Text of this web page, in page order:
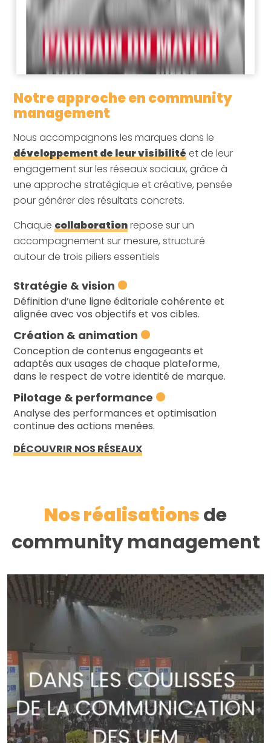
Notre approche en community
management
Nous accompagnons les marques dans le
développement de leur visibilitéet de leur
engagement sur les réseaux sociaux, grâce à
une approche stratégique et créative, pensée
pour générer des résultats concrets.
Chaquecollaborationrepose sur un
accompagnement sur mesure, structuré
autour de trois piliers essentiels
Stratégie & vision
Définition d’une ligne éditoriale cohérente et
alignée avec vos objectifs et vos cibles.
Création & animation
Conception de contenus engageants et
adaptés aux usages de chaque plateforme,
dans le respect de votre identité de marque.
Pilotage & performance
Analyse des performances et optimisation
continue des actions menées.
DÉCOUVRIR NOS RÉSEAUX
Nos réalisationsde
community management